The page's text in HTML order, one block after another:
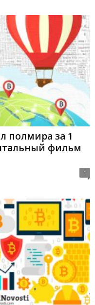
полмира за 1
фильм
1